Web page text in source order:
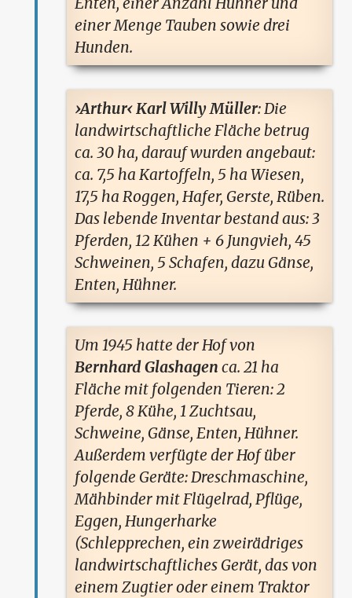
einer Menge Tauben sowie drei
Hunden.
›Arthur‹ Karl Willy Müller: Die
landwirtschaftliche Fläche betrug
ca. 30 ha, darauf wurden angebaut:
ca. 7,5 ha Kartoffeln, 5 ha Wiesen,
17,5 ha Roggen, Hafer, Gerste, Rüben.
Das lebende Inventar bestand aus: 3
Pferden, 12 Kühen + 6 Jungvieh, 45
Schweinen, 5 Schafen, dazu Gänse,
Enten, Hühner.
Um 1945 hatte der Hof von
Bernhard Glashagen ca. 21 ha
Fläche mit folgenden Tieren: 2
Pferde, 8 Kühe, 1 Zuchtsau,
Schweine, Gänse, Enten, Hühner.
Außerdem verfügte der Hof über
folgende Geräte: Dreschmaschine,
Mähbinder mit Flügelrad, Pflüge,
Eggen, Hungerharke
(Schlepprechen, ein zweirädriges
landwirtschaftliches Gerät, das von
einem Zugtier oder einem Traktor